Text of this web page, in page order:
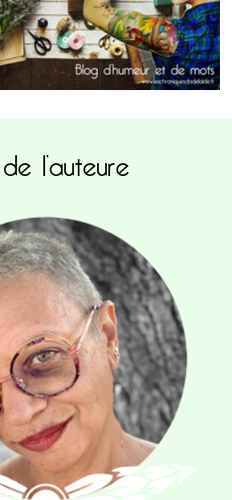
l’auteure